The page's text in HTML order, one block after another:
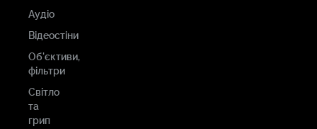
Аудіо
Відеостіни
Об'єктиви,
фільтри
Світло
та
грип